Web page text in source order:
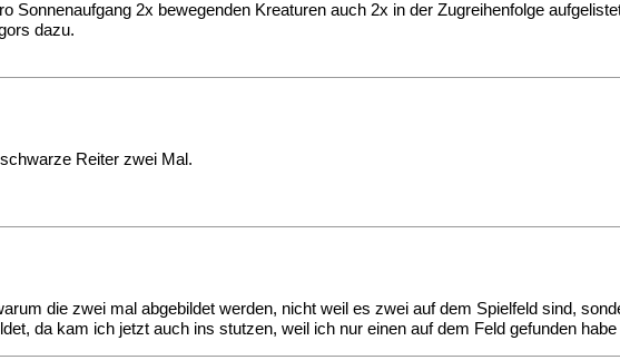
Sonnenaufgang 2x bewegenden Kreaturen auch 2x in der Zugreihenfolge
dazu.
Reiter zwei Mal.
die zwei mal abgebildet werden, nicht weil es zwei auf dem Spielfeld sind,
da kam ich jetzt auch ins stutzen, weil ich nur einen auf dem Feld gefunden habe